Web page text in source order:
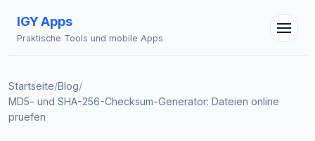
IGY Apps
Praktische Tools und mobile Apps
Startseite/Blog/
MD5- und SHA-256-Checksum-Generator: Dateien online
pruefen